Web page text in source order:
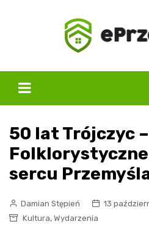
50 lat Trójczyc –
sercu
Damian Stępień
13
Kultura, Wydarzenia